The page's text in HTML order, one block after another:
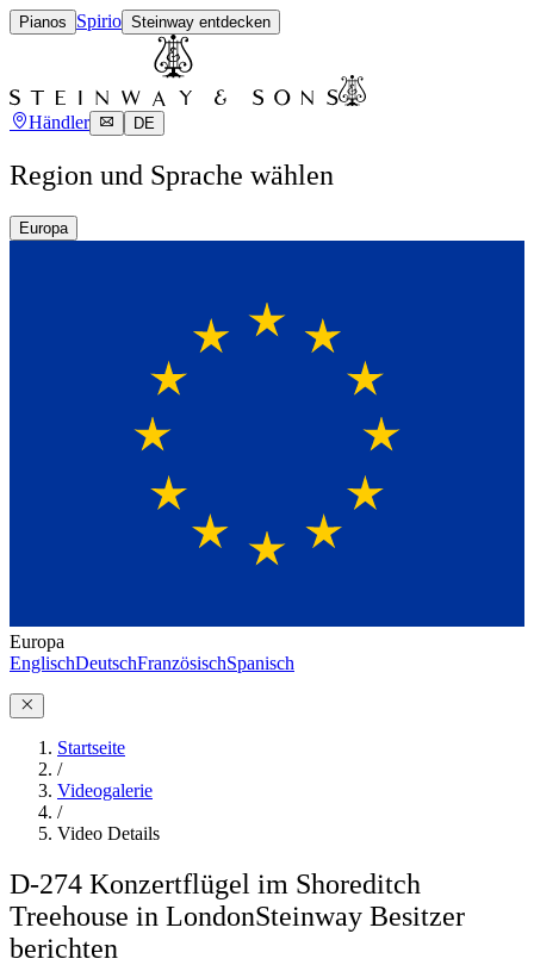
Pianos Spirio Steinway entdecken
Händler DE
Region und Sprache wählen
Europa
Europa
EnglischDeutschFranzösischSpanisch
Startseite
/
Videogalerie
/
Video Details
D-274 Konzertflügel im Shoreditch
Treehouse in LondonSteinway Besitzer
berichten